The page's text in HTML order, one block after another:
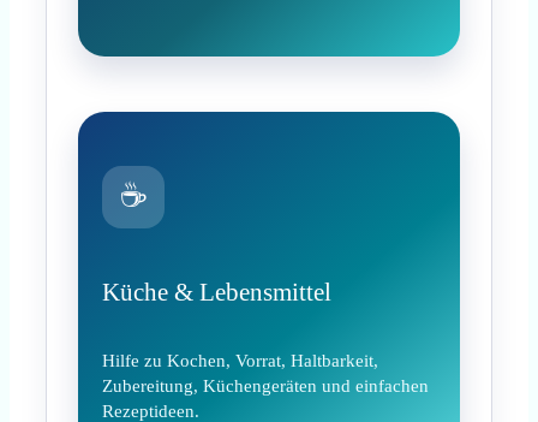
☕
Küche & Lebensmittel
Hilfe zu Kochen, Vorrat, Haltbarkeit,
Zubereitung, Küchengeräten und einfachen
Rezeptideen.